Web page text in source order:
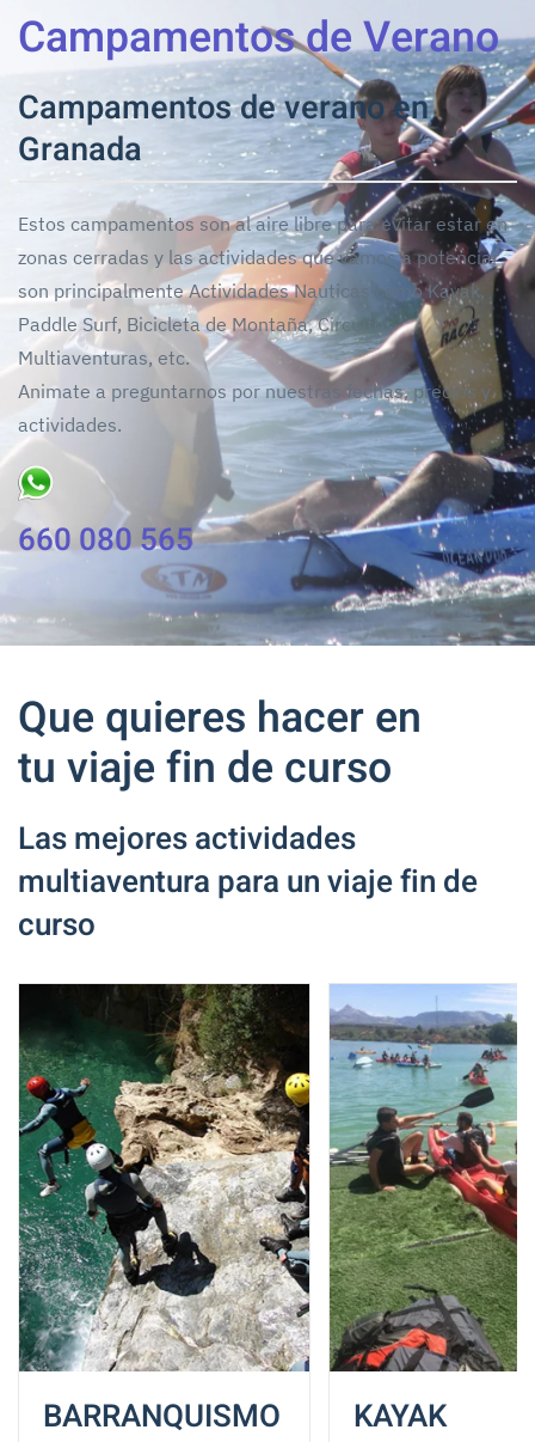
Campamentos de Verano
Campamentos de verano en
Granada
Estos campamentos son al aire libre para evitar estar en
zonas cerradas y las actividades que vamos a potenciar
son principalmente Actividades Nauticas como Kayak,
Paddle Surf, Bicicleta de Montaña, Circuitos
Multiaventuras, etc.
Animate a preguntarnos por nuestras fechas, precios y
actividades.
660 080 565
Que quieres hacer en
tu viaje fin de curso
Las mejores actividades
multiaventura para un viaje fin de
curso
BARRANQUISMO KAYAK